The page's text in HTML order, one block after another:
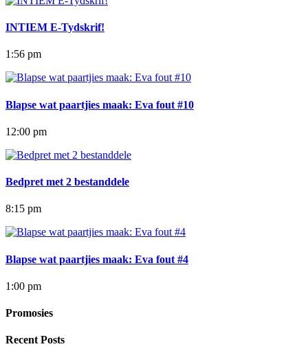
INTIEM E-Tydskrif!
1:56 pm
Blapse wat paartjies maak: Eva fout #10
12:00 pm
Bedpret met 2 bestanddele
8:15 pm
Blapse wat paartjies maak: Eva fout #4
1:00 pm
Promosies
Recent Posts